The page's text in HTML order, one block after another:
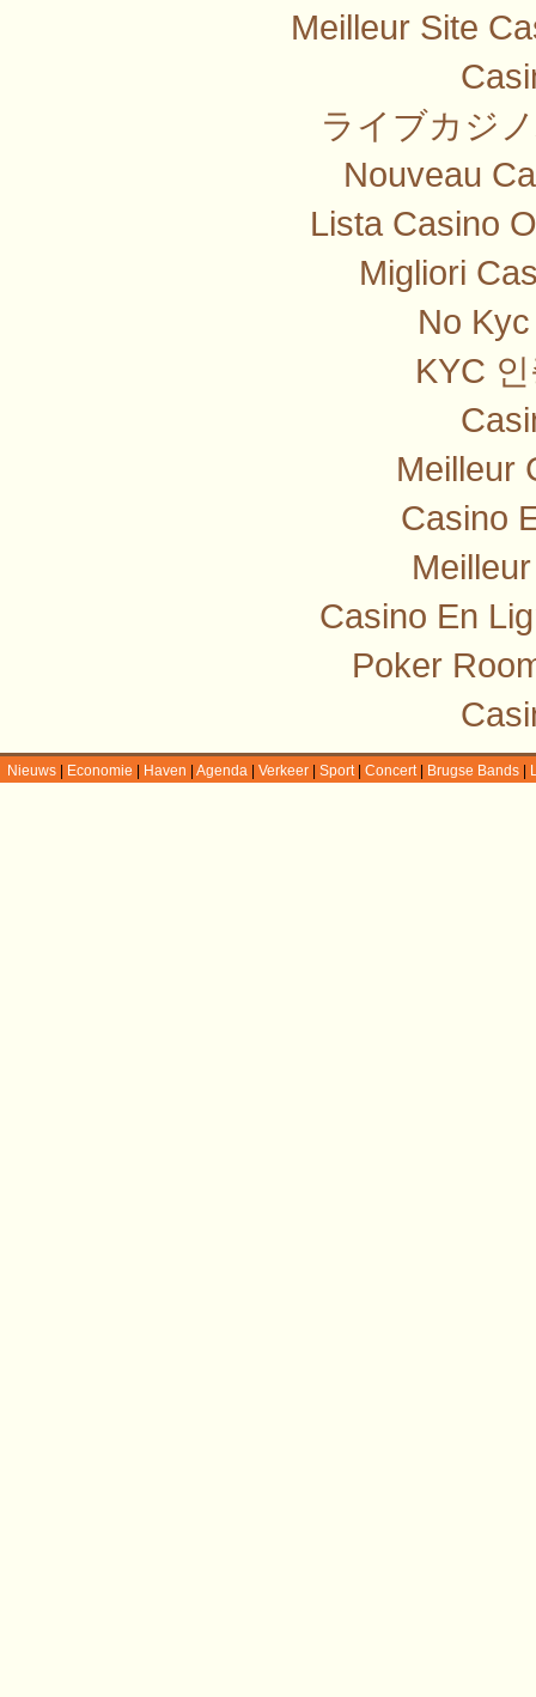
Meilleur Site
ライブカジ
Nouveau
Lista Casino
Migliori
No
KYC
Meilleur
Casino
Casino En
Poker
Nieuws Economie Haven Agenda Verkeer Sport| Concert| Brugse Bands